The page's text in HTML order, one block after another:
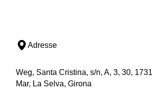
Adresse
Weg, Santa Cristina, s/n, A, 3, 30,
Mar, La Selva, Girona